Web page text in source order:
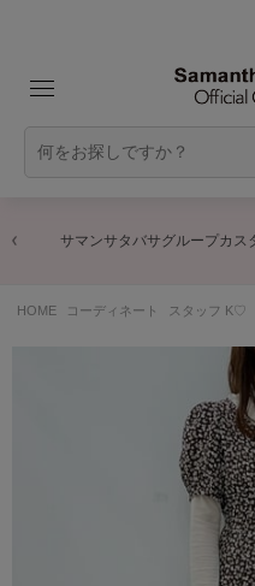
マーセンター夏季休業のお知らせ
HOME コーディネート スタッフ K♡